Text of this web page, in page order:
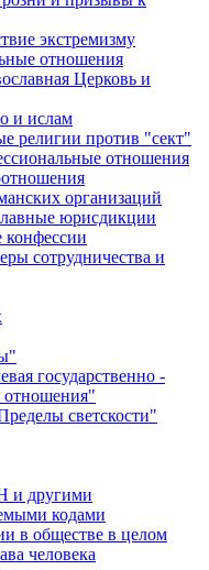
экстремизму
отношения
Церковь и
и ислам
религии против "сект"
отношения
организаций
юрисдикции
сотрудничества и
государственно -
отношения"
светскости"
и другими
кодами
в обществе в целом
человека